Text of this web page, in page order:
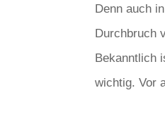
Denn auch
Durchbruch
Bekanntlich
wichtig. Vor